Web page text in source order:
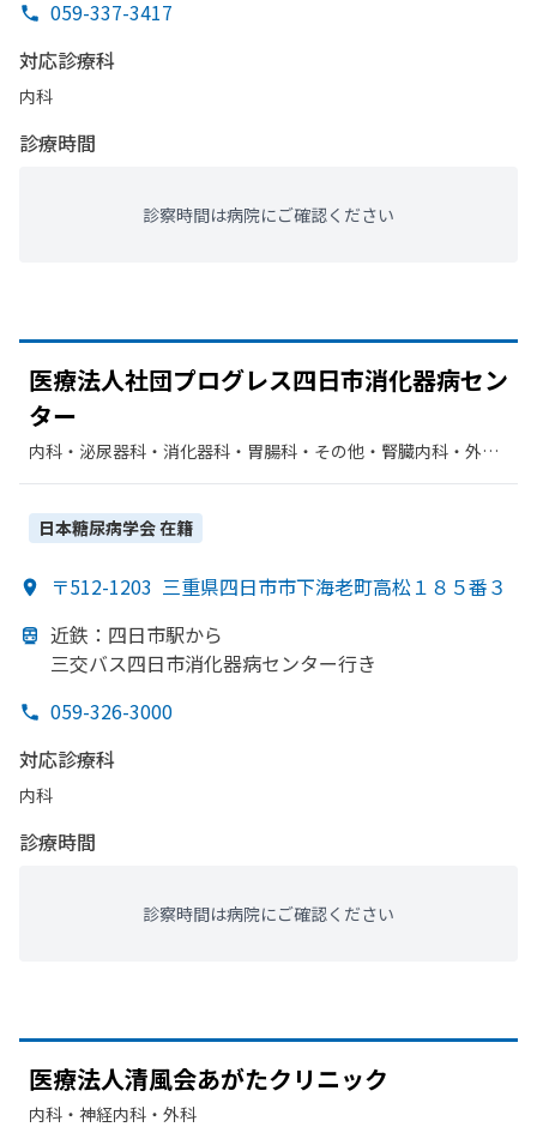
059-337-3417
対応診療科
内科
診療時間
診察時間は病院にご確認ください
医療法人社団プログレス四日市消化器病セン
ター
内科・​泌尿器科・​消化器科・​胃腸科・​その他・​腎臓内科・外
日本糖尿病学会在籍
〒512-1203 三重県四日市市下海老町高松１８５番３
近鉄：四日市駅から
三交バス四日市消化器病センター行き
059-326-3000
対応診療科
内科
診療時間
診察時間は病院にご確認ください
医療法人清風会あがたクリニック
内科・​神経内科・​外科